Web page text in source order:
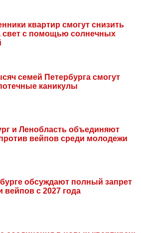
квартир смогут снизить
свет с помощью солнечных
семей Петербурга смогут
каникулы
и Ленобласть объединяют
вейпов среди молодежи
обсуждают полный запрет
вейпов с 2027 года